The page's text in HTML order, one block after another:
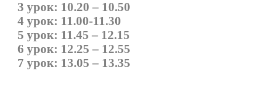
3 урок: 10.20 – 10.50
4 урок: 11.00-11.30
5 урок: 11.45 – 12.15
6 урок: 12.25 – 12.55
7 урок: 13.05 – 13.35